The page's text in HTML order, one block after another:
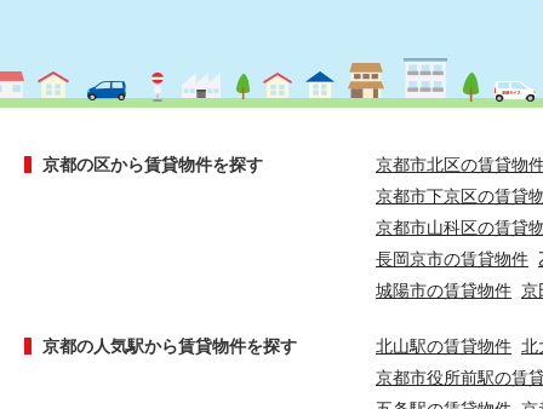
京都の区から賃貸物件を探す
京都市北区の賃貸物
京都市下京区の賃貸
京都市山科区の賃貸
長岡京市の賃貸物件
城陽市の賃貸物件 京
京都の人気駅から賃貸物件を探す 北山駅の賃貸物件 北
京都市役所前駅の賃